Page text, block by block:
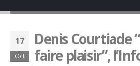
17
Oct
Denis Courtiade
faire plaisir”,